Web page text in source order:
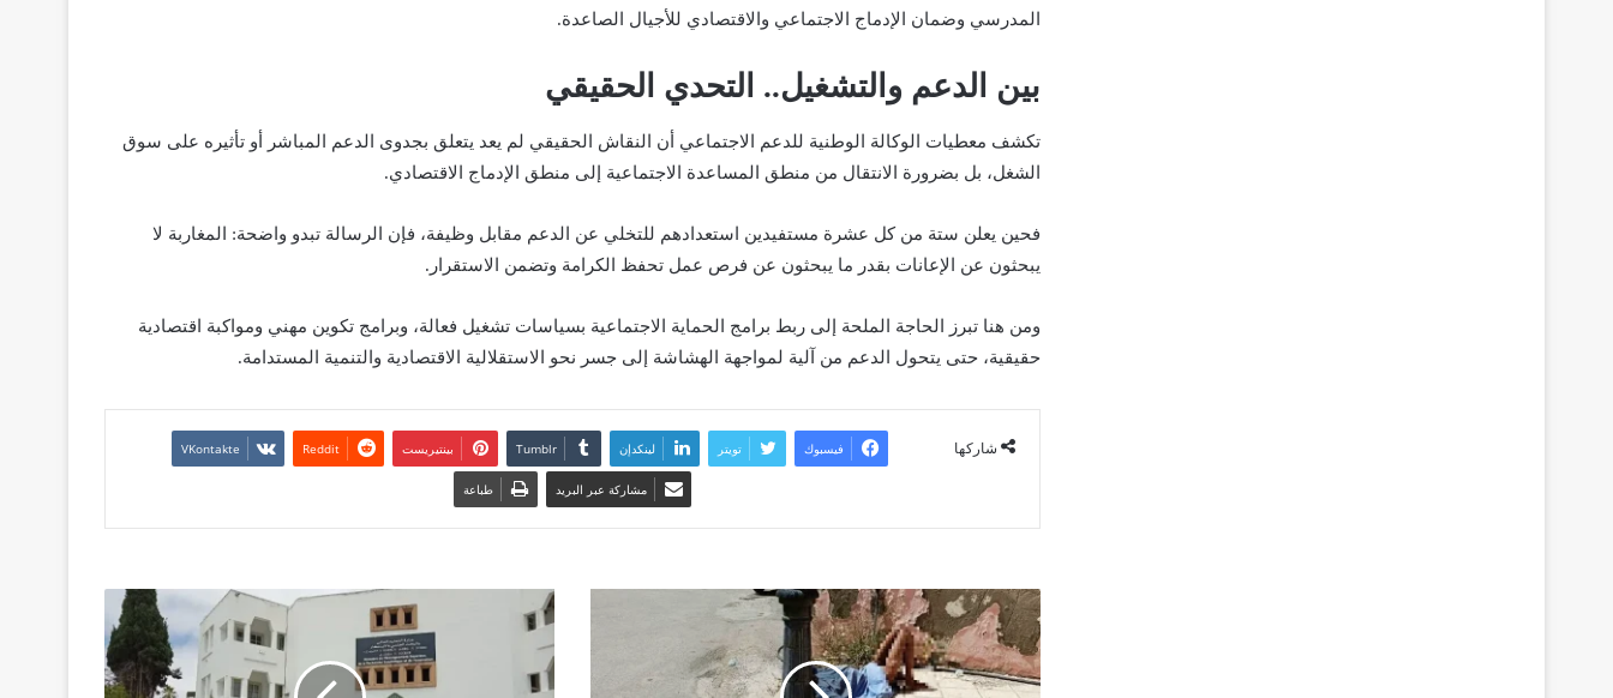
المدرسي وضمان الإدماج الاجتماعي والاقتصادي للأجيال الصاعدة.
بين الدعم والتشغيل.. التحدي الحقيقي
تكشف معطيات الوكالة الوطنية للدعم الاجتماعي أن النقاش الحقيقي لم يعد يتعلق بجدوى الدعم المباشر أو تأثيره على سوق
الشغل، بل بضرورة الانتقال من منطق المساعدة الاجتماعية إلى منطق الإدماج الاقتصادي.
فحين يعلن ستة من كل عشرة مستفيدين استعدادهم للتخلي عن الدعم مقابل وظيفة، فإن الرسالة تبدو واضحة: المغاربة لا
يبحثون عن الإعانات بقدر ما يبحثون عن فرص عمل تحفظ الكرامة وتضمن الاستقرار.
ومن هنا تبرز الحاجة الملحة إلى ربط برامج الحماية الاجتماعية بسياسات تشغيل فعالة، وبرامج تكوين مهني ومواكبة اقتصادية
حقيقية، حتى يتحول الدعم من آلية لمواجهة الهشاشة إلى جسر نحو الاستقلالية الاقتصادية والتنمية المستدامة.
شاركها فيسبوك تويتر لينكدإن بينتيريست
مشاركة عبر البريد طباعة